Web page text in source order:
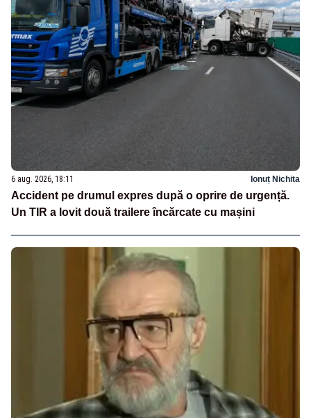
6 aug. 2026, 18:11 Ionuț Nichita
Accident pe drumul expres după o oprire de urgență.
Un TIR a lovit două trailere încărcate cu mașini